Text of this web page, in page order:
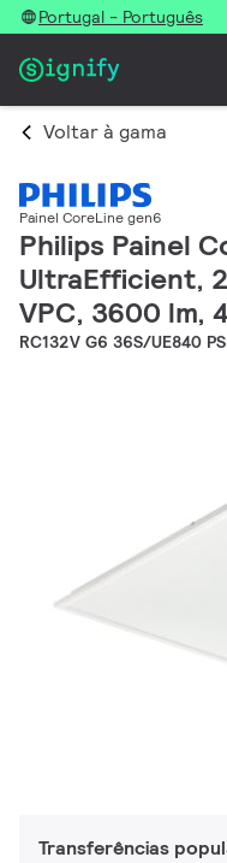
Portugal - Português
Voltar à gama
Painel CoreLine gen6
Philips Painel
UltraEfficient,
VPC, 3600 lm,
RC132V G6 36S/UE840
Transferências